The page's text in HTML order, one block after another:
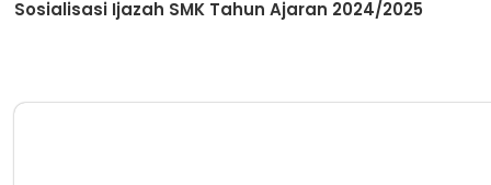
Sosialisasi Ijazah SMK Tahun Ajaran 2024/2025